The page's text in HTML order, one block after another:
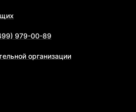
979-00-89
организации